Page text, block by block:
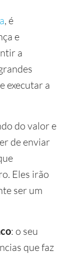
, é
e
a
executar a
do valor e
de enviar
Eles irão
ser um
: o seu
que faz